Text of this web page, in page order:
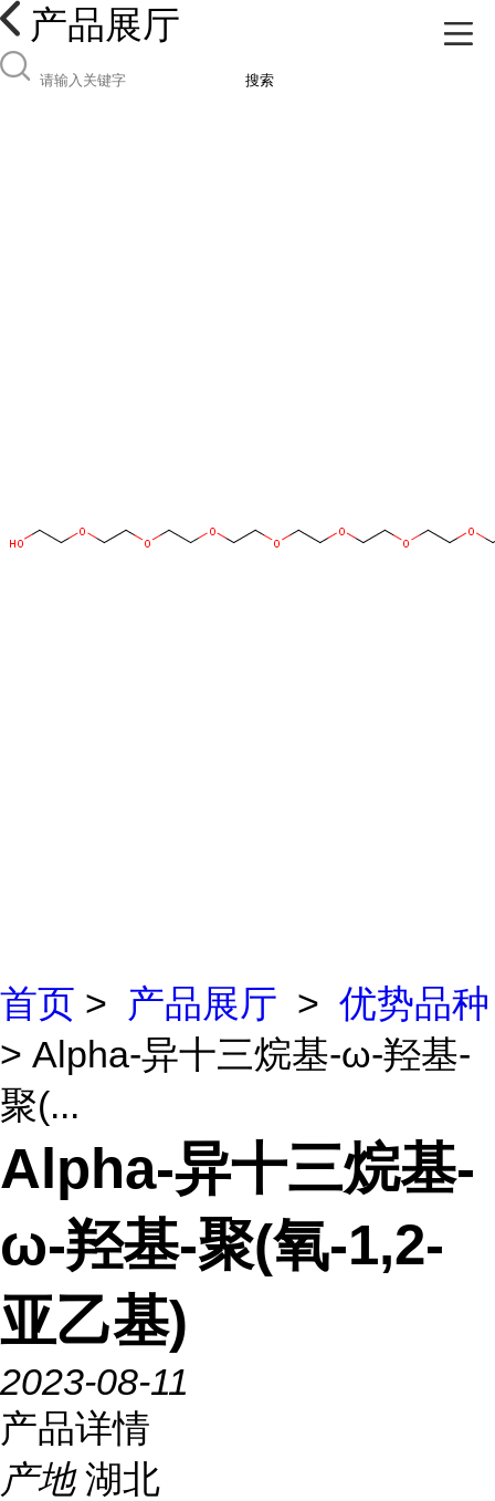
产品展厅
搜索
首页 > 产品展厅 > 优势品种
> Alpha-异十三烷基-ω-羟基-
聚(...
Alpha-异十三烷基-
ω-羟基-聚(氧-1,2-
亚乙基)
2023-08-11
产品详情
产地 湖北